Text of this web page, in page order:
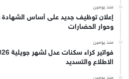
منذ يومين
إعلان توظيف جديد على أساس الشهادة
وحوار الحضارات
منذ يومين
الاطلاع والتسديد
منذ يومين